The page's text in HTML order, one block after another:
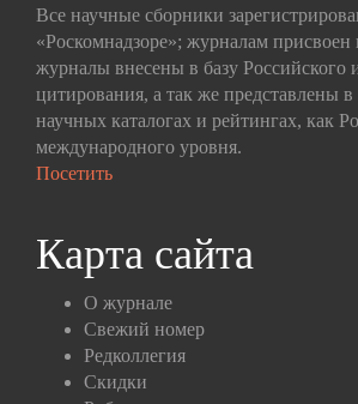
Все научные сборники
«Роскомнадзоре»; журналам присвоен
журналы внесены в базу Российского
цитирования, а так же представлены в
научных каталогах и рейтингах, как
международного уровня.
Посетить
Карта сайта
О журнале
Свежий номер
Редколлегия
Скидки